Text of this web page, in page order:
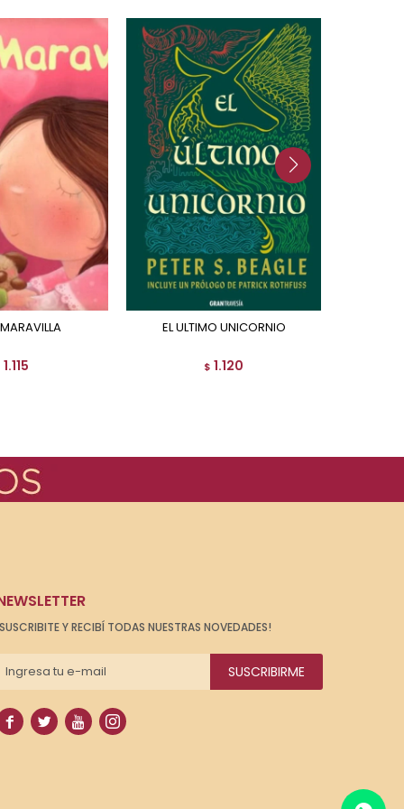
MARAVILLA
1.115
EL ULTIMO UNICORNIO
$ 1.120
Y RECIBÍ TODAS NUESTRAS NOVEDADES!
SUSCRIBIRME
   